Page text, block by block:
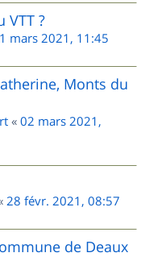
VTT ?
mars 2021, 11:45
Monts du
« 02 mars 2021,
28 févr. 2021, 08:57
de Deaux